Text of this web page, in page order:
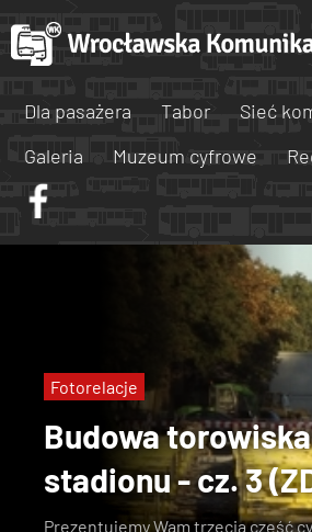
Dla pasażera Tabor
Sieć
Galeria
Muzeum cyfrowe
Budowa
stadionu - cz. 3
Prezentujemy Wam trzecią część
Fotorelacje